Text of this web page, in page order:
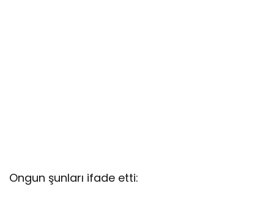
Ongun şunları ifade etti: